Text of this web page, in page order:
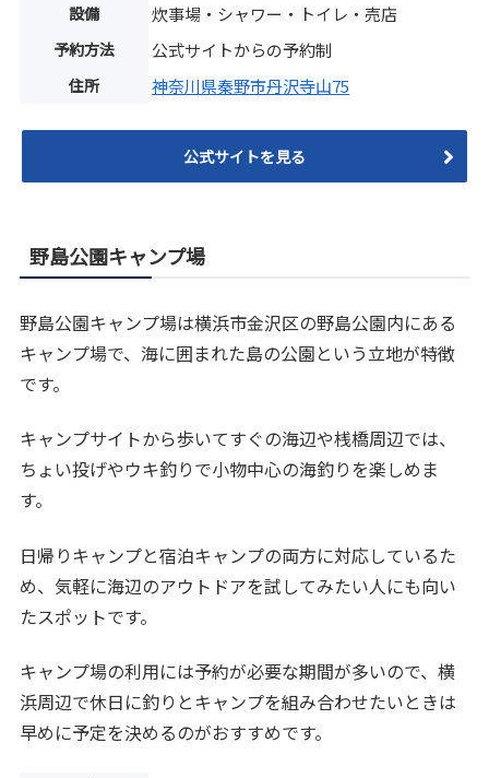
設備 炊事場・シャワー・トイレ・売店
予約方法 公式サイトからの予約制
住所 神奈川県秦野市丹沢寺山75
公式サイトを見る
野島公園キャンプ場
野島公園キャンプ場は横浜市金沢区の野島公園内にある
キャンプ場で、海に囲まれた島の公園という立地が特徴
です。
キャンプサイトから歩いてすぐの海辺や桟橋周辺では、
ちょい投げやウキ釣りで小物中心の海釣りを楽しめま
す。
日帰りキャンプと宿泊キャンプの両方に対応しているた
め、気軽に海辺のアウトドアを試してみたい人にも向い
たスポットです。
キャンプ場の利用には予約が必要な期間が多いので、横
浜周辺で休日に釣りとキャンプを組み合わせたいときは
早めに予定を決めるのがおすすめです。